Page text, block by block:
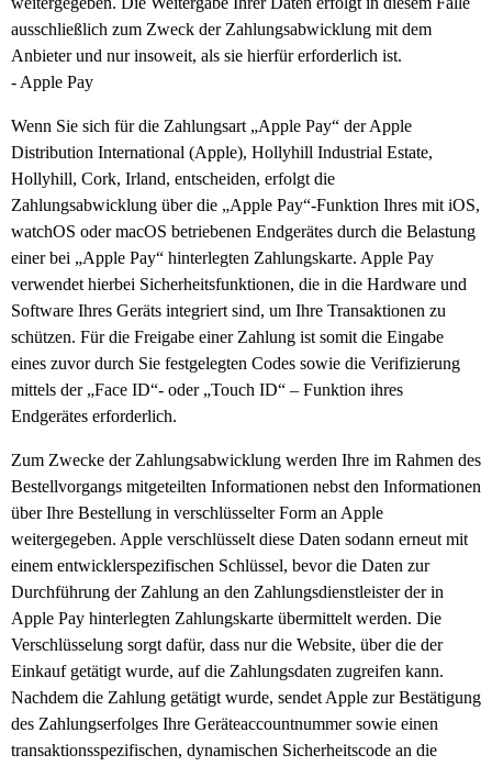
ausschließlich zum Zweck der Zahlungsabwicklung mit dem
Anbieter und nur insoweit, als sie hierfür erforderlich ist.
- Apple Pay
Wenn Sie sich für die Zahlungsart „Apple Pay“ der Apple
Distribution International (Apple), Hollyhill Industrial Estate,
Hollyhill, Cork, Irland, entscheiden, erfolgt die
Zahlungsabwicklung über die „Apple Pay“-Funktion Ihres mit iOS,
watchOS oder macOS betriebenen Endgerätes durch die Belastung
einer bei „Apple Pay“ hinterlegten Zahlungskarte. Apple Pay
verwendet hierbei Sicherheitsfunktionen, die in die Hardware und
Software Ihres Geräts integriert sind, um Ihre Transaktionen zu
schützen. Für die Freigabe einer Zahlung ist somit die Eingabe
eines zuvor durch Sie festgelegten Codes sowie die Verifizierung
mittels der „Face ID“- oder „Touch ID“ – Funktion ihres
Endgerätes erforderlich.
Zum Zwecke der Zahlungsabwicklung werden Ihre im Rahmen des
Bestellvorgangs mitgeteilten Informationen nebst den Informationen
über Ihre Bestellung in verschlüsselter Form an Apple
weitergegeben. Apple verschlüsselt diese Daten sodann erneut mit
einem entwicklerspezifischen Schlüssel, bevor die Daten zur
Durchführung der Zahlung an den Zahlungsdienstleister der in
Apple Pay hinterlegten Zahlungskarte übermittelt werden. Die
Verschlüsselung sorgt dafür, dass nur die Website, über die der
Einkauf getätigt wurde, auf die Zahlungsdaten zugreifen kann.
Nachdem die Zahlung getätigt wurde, sendet Apple zur Bestätigung
des Zahlungserfolges Ihre Geräteaccountnummer sowie einen
transaktionsspezifischen, dynamischen Sicherheitscode an die